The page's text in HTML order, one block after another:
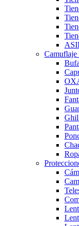
Camuflaje